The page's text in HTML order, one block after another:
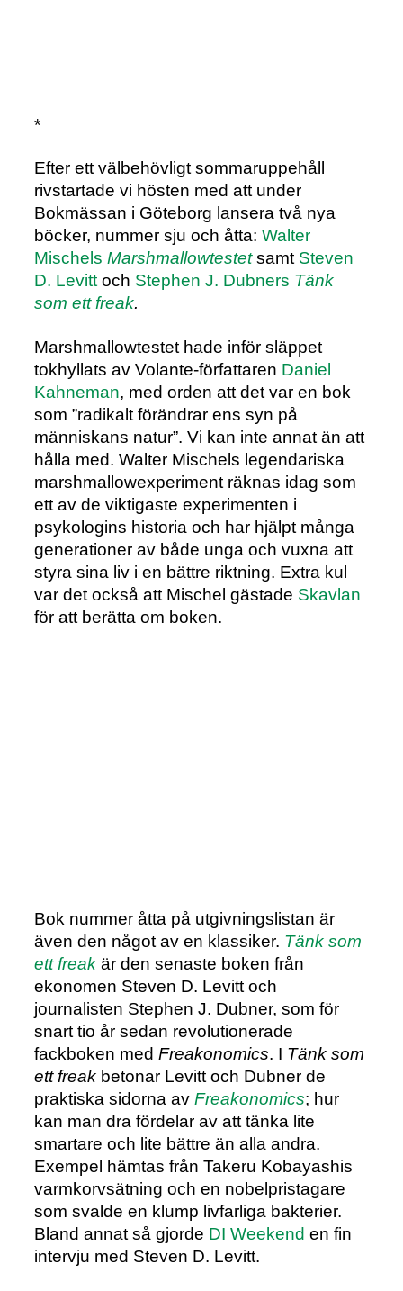
*
Efter ett välbehövligt sommaruppehåll
rivstartade vi hösten med att under
Bokmässan i Göteborg lansera två nya
böcker, nummer sju och åtta: Walter
Mischels Marshmallowtestetsamt Steven
D. Levittoch Stephen J. Dubners Tänk
som ett freak.
Marshmallowtestet hade inför släppet
tokhyllats av Volante-författaren Daniel
Kahneman, med orden att det var en bok
som ”radikalt förändrar ens syn på
människans natur”. Vi kan inte annat än att
hålla med. Walter Mischels legendariska
marshmallowexperiment räknas idag som
ett av de viktigaste experimenten i
psykologins historia och har hjälpt många
generationer av både unga och vuxna att
styra sina liv i en bättre riktning. Extra kul
var det också att Mischel gästade Skavlan
för att berätta om boken.
Bok nummer åtta på utgivningslistan är
även den något av en klassiker. Tänk som
ett freak är den senaste boken från
ekonomen Steven D. Levitt och
journalisten Stephen J. Dubner, som för
snart tio år sedan revolutionerade
fackboken med Freakonomics. I Tänk som
ett freak betonar Levitt och Dubner de
praktiska sidorna av Freakonomics; hur
kan man dra fördelar av att tänka lite
smartare och lite bättre än alla andra.
Exempel hämtas från Takeru Kobayashis
varmkorvsätning och en nobelpristagare
som svalde en klump livfarliga bakterier.
Bland annat så gjorde DI Weekend en fin
intervju med Steven D. Levitt.